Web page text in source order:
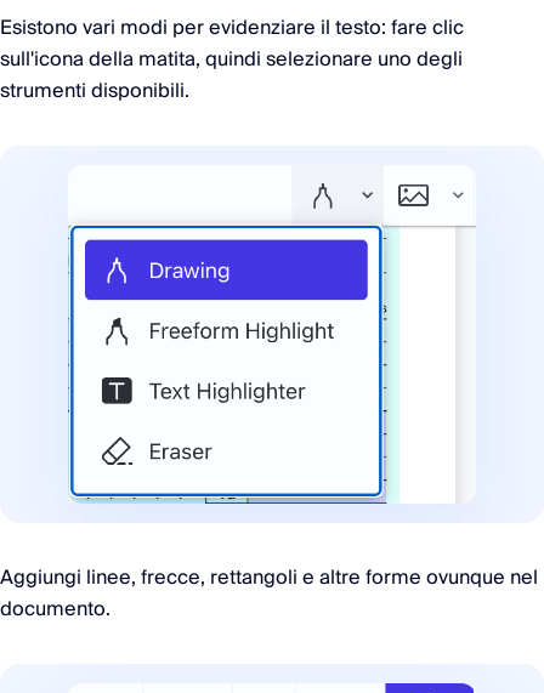
Esistono vari modi per evidenziare il testo: fare clic
sull'icona della matita, quindi selezionare uno degli
strumenti disponibili.
Aggiungi linee, frecce, rettangoli e altre forme ovunque nel
documento.